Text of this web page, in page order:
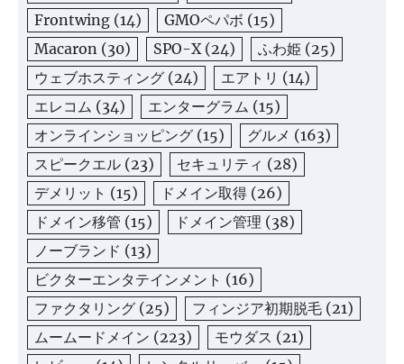
Frontwing (14) GMOペパボ (15)
Macaron (30) SPO-X(24) ふわ姫 (25)
ウェブホスティング (24) エアトリ (14)
エレコム (34) エンターグラム (15)
オンラインショッピング (15) グルメ (163)
スピークエル (23) セキュリティ (28)
デメリット (15) ドメイン取得 (26)
ドメイン移管 (15) ドメイン管理 (38)
ノーブランド (13)
ビクターエンタテインメント (16)
ファクタリング (25) フィンジア初期脱毛 (21)
ムームードメイン (223) モウダス (21)